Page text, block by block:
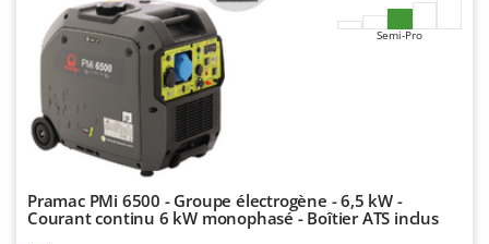
Semi-Pro
Pramac PMi 6500 - Groupe électrogène - 6,5 kW -
Courant continu 6 kW monophasé - Boîtier ATS inclus